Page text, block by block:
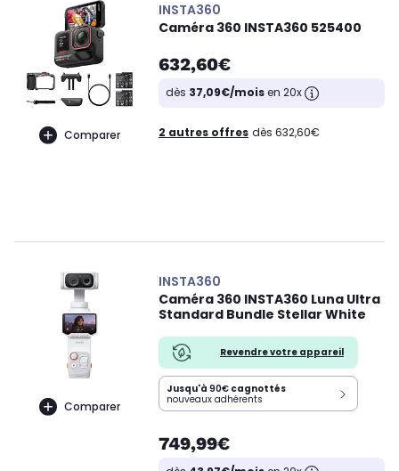
Comparer
INSTA360
Caméra 360 INSTA360 525400
632,60€
dès 37,09€/moisen 20x
2 autres offres dès 632,60€
Comparer
INSTA360
Caméra 360 INSTA360 Luna Ultra
Standard Bundle Stellar White
Revendre votre appareil
Jusqu'à 90€ cagnottés
nouveaux adhérents
749,99€